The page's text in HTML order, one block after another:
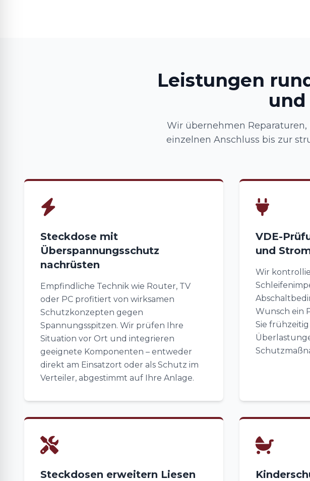
Leistungen
Wir übernehmen
einzelnen Anschluss bis zur
Steckdose mit
Überspannungsschutz
nachrüsten
Empfindliche Technik wie Router, TV
oder PC profitiert von wirksamen
Schutzkonzepten gegen
Spannungsspitzen. Wir prüfen Ihre
Situation vor Ort und integrieren
geeignete Komponenten – entweder
direkt am Einsatzort oder als Schutz im
Verteiler, abgestimmt auf Ihre Anlage.
VDE-
und
Wir
Wunsch ein
Sie frühzeitig
Steckdosen erweitern Liesen